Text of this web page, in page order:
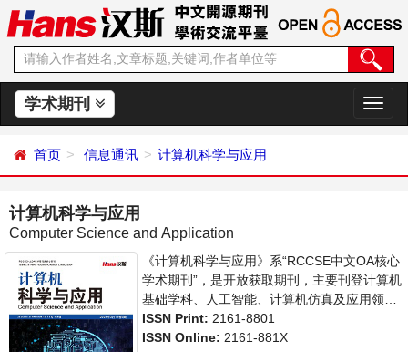
学术期刊
切
换
首页 信息通讯 计算机科学与应用
计算机科学与应用
Computer Science and Application
《计算机科学与应用》系“RCCSE中文OA核心
学术期刊”，是开放获取期刊，主要刊登计算机
基础学科、人工智能、计算机仿真及应用领域
内最新技术及成果展示的相关论文。本刊支持
思想创新、学术创新，倡导科学，繁荣学术，
ISSN Print: 2161-8801
ISSN Online: 2161-881X